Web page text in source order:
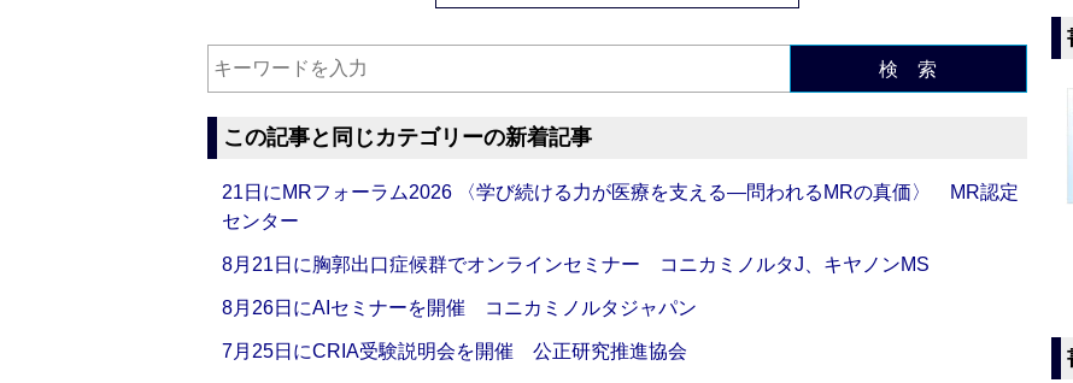
検 索
この記事と同じカテゴリーの新着記事
21日にMRフォーラム2026 〈学び続ける力が医療を支える―問われるMRの真価〉 MR認定
センター
8月21日に胸郭出口症候群でオンラインセミナー コニカミノルタJ、キヤノンMS
8月26日にAIセミナーを開催 コニカミノルタジャパン
7月25日にCRIA受験説明会を開催 公正研究推進協会